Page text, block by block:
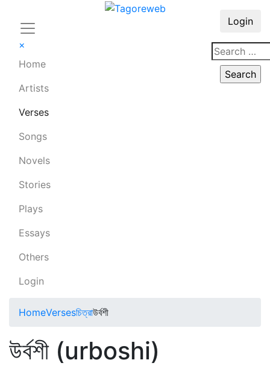
×
Home
Artists
Verses
Songs
Novels
Stories
Plays
Essays
Others
Login
Login
HomeVersesচিত্রাউর্বশী
উর্বশী (urboshi)